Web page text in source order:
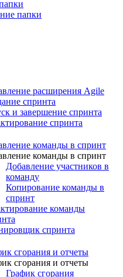
папки
расширения Agile
спринта
и завершение спринта
спринта
команды в спринт
команды в спринт
Добавление участников в
команду
Копирование команды в
спринт
команды
спринта
сгорания и отчеты
сгорания и отчеты
График сгорания